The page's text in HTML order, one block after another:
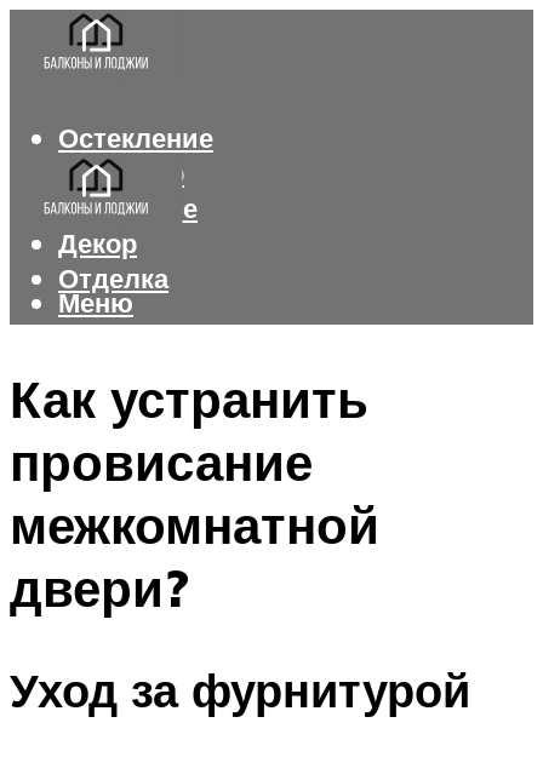
Остекление
Интерьер
Утепление
Декор
Отделка
Меню
Как устранить
провисание
межкомнатной
двери?
Уход за фурнитурой